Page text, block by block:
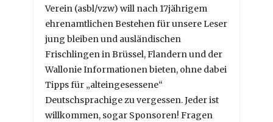
Verein (asbl/vzw) will nach 17jährigem
ehrenamtlichen Bestehen für unsere Leser
jung bleiben und ausländischen
Frischlingen in Brüssel, Flandern und der
Wallonie Informationen bieten, ohne dabei
Tipps für „alteingesessene“
Deutschsprachige zu vergessen. Jeder ist
willkommen, sogar Sponsoren! Fragen